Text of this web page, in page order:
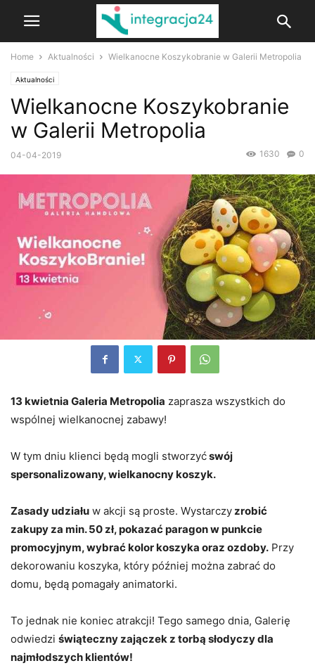
Home Aktualności Wielkanocne Koszykobranie w Galerii Metropolia
Aktualności
Wielkanocne Koszykobranie
w Galerii Metropolia
04-04-2019 0
1630
13 kwietnia Galeria Metropolia zaprasza wszystkich do
wspólnej wielkanocnej zabawy!
W tym dniu klienci będą mogli stworzyćswój
spersonalizowany, wielkanocny koszyk.
Zasady udziału w akcji są proste. Wystarczy zrobić
zakupy za min. 50 zł, pokazać paragon w punkcie
promocyjnym, wybrać kolor koszyka oraz ozdoby. Przy
dekorowaniu koszyka, który później można zabrać do
domu, będą pomagały animatorki.
To jednak nie koniec atrakcji! Tego samego dnia, Galerię
odwiedzi świąteczny zajączek z torbą słodyczy dla
najmłodszych klientów!